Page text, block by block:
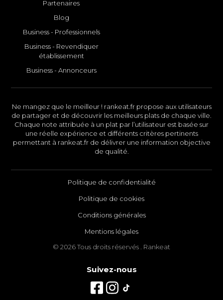
Partenaires
Blog
Business - Professionnels
Business - Revendiquer
établissement
Business - Annonceurs
Ne mangez que le meilleur ! rankeat.fr propose aux utilisateurs
de partager et de découvrir les meilleurs plats de chaque ville.
Chaque note attribuée à un plat par l’utilisateur est basée sur
une réelle expérience et différents critères pertinents
permettant à rankeat.fr de délivrer une information objective
de qualité.
Politique de confidentialité
Politique de cookies
Conditions générales
Mentions légales
© 2026 Tous droits réservés . Rankeat
Suivez-nous